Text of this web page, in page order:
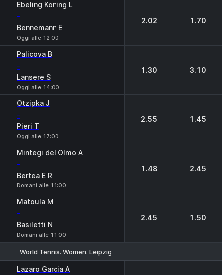
Ebeling Koning L
-
Bennemann E
Oggi alle 12:00
2.02 1.70
Palicova B
-
Lansere S
Oggi alle 14:00
1.30 3.10
Otzipka J
-
Pieri T
Oggi alle 17:00
2.55 1.45
Mintegi del Olmo A
-
Bertea E R
Domani alle 11:00
1.48 2.45
Matoula M
-
Basiletti N
Domani alle 11:00
2.45 1.50
World Tennis. Women. Leipzig
Lazaro Garcia A